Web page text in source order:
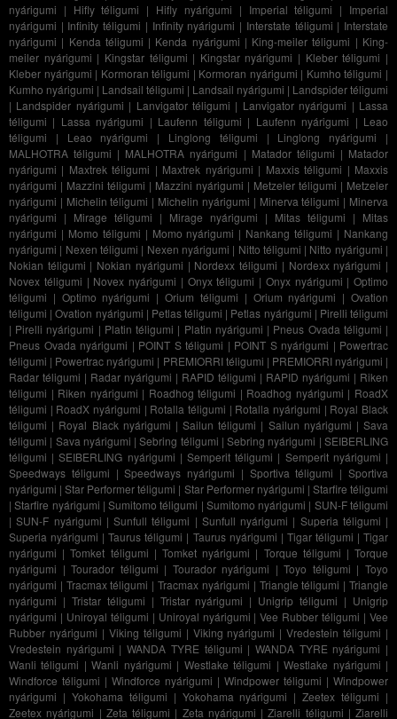
nyárigumi | Hifly téligumi | Hifly nyárigumi | Imperial téligumi | Imperial
nyárigumi | Infinity téligumi | Infinity nyárigumi | Interstate téligumi | Interstate
nyárigumi | Kenda téligumi | Kenda nyárigumi | King-meiler téligumi | King-
meiler nyárigumi | Kingstar téligumi | Kingstar nyárigumi | Kleber téligumi |
Kleber nyárigumi | Kormoran téligumi | Kormoran nyárigumi | Kumho téligumi |
Kumho nyárigumi | Landsail téligumi | Landsail nyárigumi | Landspider téligumi
| Landspider nyárigumi | Lanvigator téligumi | Lanvigator nyárigumi | Lassa
téligumi | Lassa nyárigumi | Laufenn téligumi | Laufenn nyárigumi | Leao
téligumi | Leao nyárigumi | Linglong téligumi | Linglong nyárigumi |
MALHOTRA téligumi | MALHOTRA nyárigumi | Matador téligumi | Matador
nyárigumi | Maxtrek téligumi | Maxtrek nyárigumi | Maxxis téligumi | Maxxis
nyárigumi | Mazzini téligumi | Mazzini nyárigumi | Metzeler téligumi | Metzeler
nyárigumi | Michelin téligumi | Michelin nyárigumi | Minerva téligumi | Minerva
nyárigumi | Mirage téligumi | Mirage nyárigumi | Mitas téligumi | Mitas
nyárigumi | Momo téligumi | Momo nyárigumi | Nankang téligumi | Nankang
nyárigumi | Nexen téligumi | Nexen nyárigumi | Nitto téligumi | Nitto nyárigumi |
Nokian téligumi | Nokian nyárigumi | Nordexx téligumi | Nordexx nyárigumi |
Novex téligumi | Novex nyárigumi | Onyx téligumi | Onyx nyárigumi | Optimo
téligumi | Optimo nyárigumi |Orium téligumi | Orium nyárigumi |Ovation
téligumi |Ovation nyárigumi | Petlas téligumi | Petlas nyárigumi | Pirelli téligumi
| Pirelli nyárigumi | Platin téligumi | Platin nyárigumi | Pneus Ovada téligumi |
Pneus Ovada nyárigumi | POINT S téligumi | POINT S nyárigumi | Powertrac
téligumi | Powertrac nyárigumi | PREMIORRI téligumi | PREMIORRI nyárigumi |
Radar téligumi | Radar nyárigumi | RAPID téligumi | RAPID nyárigumi | Riken
téligumi | Riken nyárigumi | Roadhog téligumi | Roadhog nyárigumi | RoadX
téligumi | RoadX nyárigumi | Rotalla téligumi | Rotalla nyárigumi | Royal Black
téligumi | Royal Black nyárigumi |Sailun téligumi | Sailun nyárigumi |Sava
téligumi | Sava nyárigumi |Sebring téligumi |Sebring nyárigumi |SEIBERLING
téligumi |SEIBERLING nyárigumi |Semperit téligumi | Semperit nyárigumi |
Speedways téligumi |Speedways nyárigumi | Sportiva téligumi |Sportiva
nyárigumi |Star Performer téligumi | Star Performer nyárigumi | Starfire téligumi
|Starfire nyárigumi |Sumitomo téligumi | Sumitomo nyárigumi | SUN-F téligumi
|SUN-F nyárigumi | Sunfull téligumi | Sunfull nyárigumi | Superia téligumi |
Superia nyárigumi |Taurus téligumi | Taurus nyárigumi | Tigar téligumi |Tigar
nyárigumi |Tomket téligumi | Tomket nyárigumi | Torque téligumi |Torque
nyárigumi |Tourador téligumi | Tourador nyárigumi |Toyo téligumi |Toyo
nyárigumi | Tracmax téligumi |Tracmax nyárigumi | Triangle téligumi |Triangle
nyárigumi | Tristar téligumi | Tristar nyárigumi | Unigrip téligumi | Unigrip
nyárigumi | Uniroyal téligumi | Uniroyal nyárigumi |Vee Rubber téligumi |Vee
Rubber nyárigumi | Viking téligumi | Viking nyárigumi |Vredestein téligumi |
Vredestein nyárigumi |WANDA TYRE téligumi | WANDA TYRE nyárigumi |
Wanli téligumi |Wanli nyárigumi | Westlake téligumi |Westlake nyárigumi |
Windforce téligumi | Windforce nyárigumi | Windpower téligumi | Windpower
nyárigumi | Yokohama téligumi | Yokohama nyárigumi |Zeetex téligumi |
Zeetex nyárigumi | Zeta téligumi | Zeta nyárigumi |Ziarelli téligumi | Ziarelli